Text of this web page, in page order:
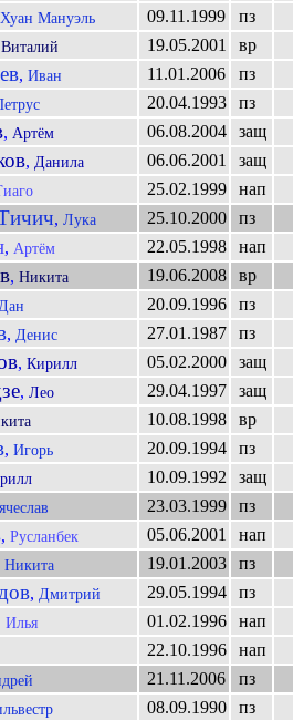
Хуан Мануэль 09.11.1999
пз
Виталий 19.05.2001
вр
, Иван 11.01.2006
пз
20.04.1993
пз
, Артём 06.08.2004
защ
, Данила 06.06.2001
защ
25.02.1999
нап
, Лука 25.10.2000
пз
, Артём 22.05.1998
нап
, Никита 19.06.2008
вр
Дан 20.09.1996
пз
, Денис 27.01.1987
пз
, Кирилл 05.02.2000
защ
, Лео 29.04.1997
защ
10.08.1998
вр
, Игорь 20.09.1994
пз
10.09.1992 защ
23.03.1999
пз
, Русланбек 05.06.2001
нап
Никита 19.01.2003
пз
, Дмитрий 29.05.1994
пз
Илья 01.02.1996
нап
22.10.1996
нап
21.11.2006
пз
08.09.1990
пз